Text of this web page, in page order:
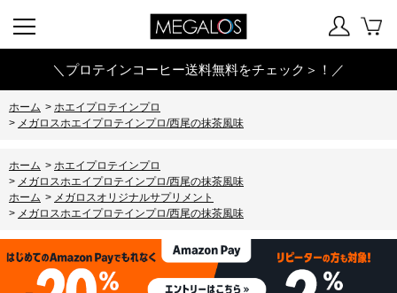
＼プロテインコーヒー送料無料をチェック＞！／
ホーム > ホエイプロテインプロ
> メガロスホエイプロテインプロ/西尾の抹茶風味
ホーム > ホエイプロテインプロ
> メガロスホエイプロテインプロ/西尾の抹茶風味
ホーム > メガロスオリジナルサプリメント
> メガロスホエイプロテインプロ/西尾の抹茶風味